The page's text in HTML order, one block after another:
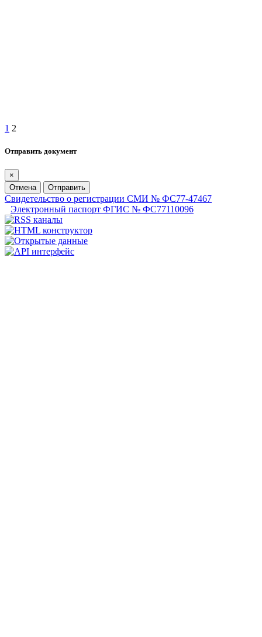
1 2
Отправить документ
×
Отмена
Отправить
Свидетельство о регистрации СМИ № ФС77-47467
Электронный паспорт ФГИС № ФС77110096